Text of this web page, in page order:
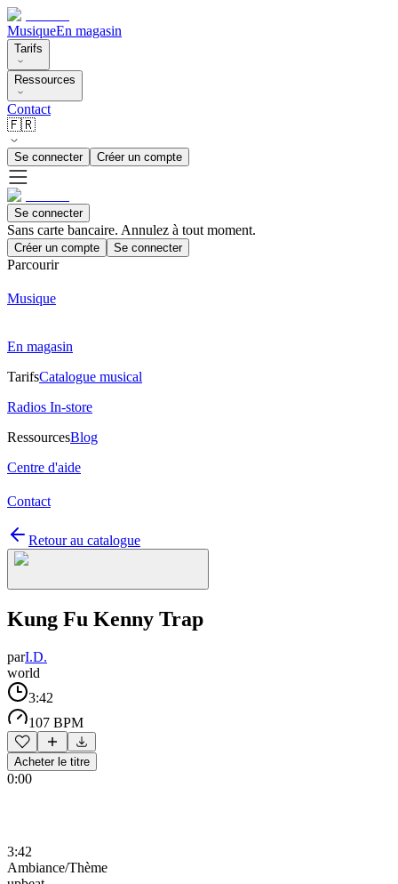
MusiqueEn magasin
Tarifs
Ressources
Contact
🇫🇷
Se connecter Créer un compte
Se connecter
Sans carte bancaire. Annulez à tout moment.
Créer un compte Se connecter
Parcourir
Musique
En magasin
TarifsCatalogue musical
Radios In-store
RessourcesBlog
Centre d'aide
Contact
Retour au catalogue
Kung Fu Kenny Trap
parI.D.
world
3:42
107 BPM
Acheter le titre
0:00
3:42
Ambiance/Thème